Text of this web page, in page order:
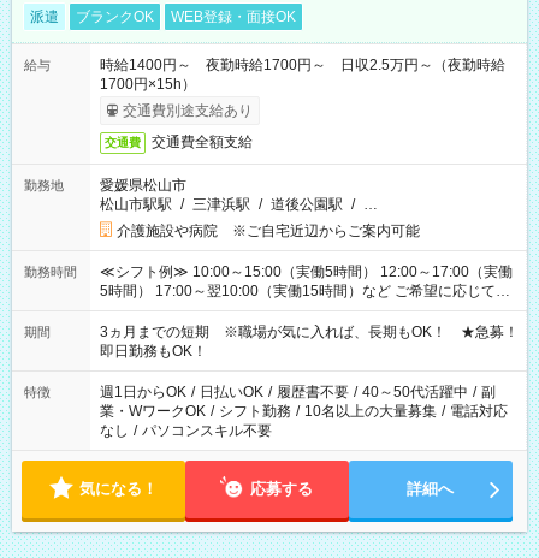
派遣 ブランクOK WEB登録・面接OK
給与
時給1400円～ 夜勤時給1700円～ 日収2.5万円～（夜勤時給
1700円×15h）
交通費別途支給あり
交通費 交通費全額支給
勤務地
愛媛県松山市
松山市駅駅 / 三津浜駅 / 道後公園駅 / …
介護施設や病院 ※ご自宅近辺からご案内可能
勤務時間
≪シフト例≫ 10:00～15:00（実働5時間） 12:00～17:00（実働
5時間） 17:00～翌10:00（実働15時間）など ご希望に応じて、
働く時間は調整できます！ お気軽に担当へ相談ください！
期間
3ヵ月までの短期 ※職場が気に入れば、長期もOK！ ★急募！
即日勤務もOK！
特徴 週1日からOK / 日払いOK / 履歴書不要 / 40～50代活躍中 / 副
業・WワークOK / シフト勤務 / 10名以上の大量募集 / 電話対応
なし / パソコンスキル不要
気になる！ 応募する 詳細へ